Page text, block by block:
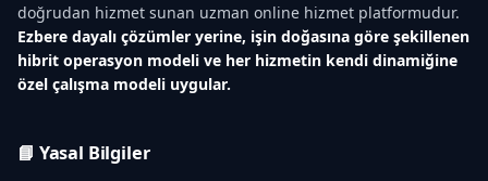
doğrudan hizmet sunan uzman online hizmet platformudur.
Ezbere dayalı çözümler yerine, işin doğasına göre şekillenen
hibrit operasyon modeli ve her hizmetin kendi dinamiğine
özel çalışma modeli uygular.
📘 Yasal Bilgiler